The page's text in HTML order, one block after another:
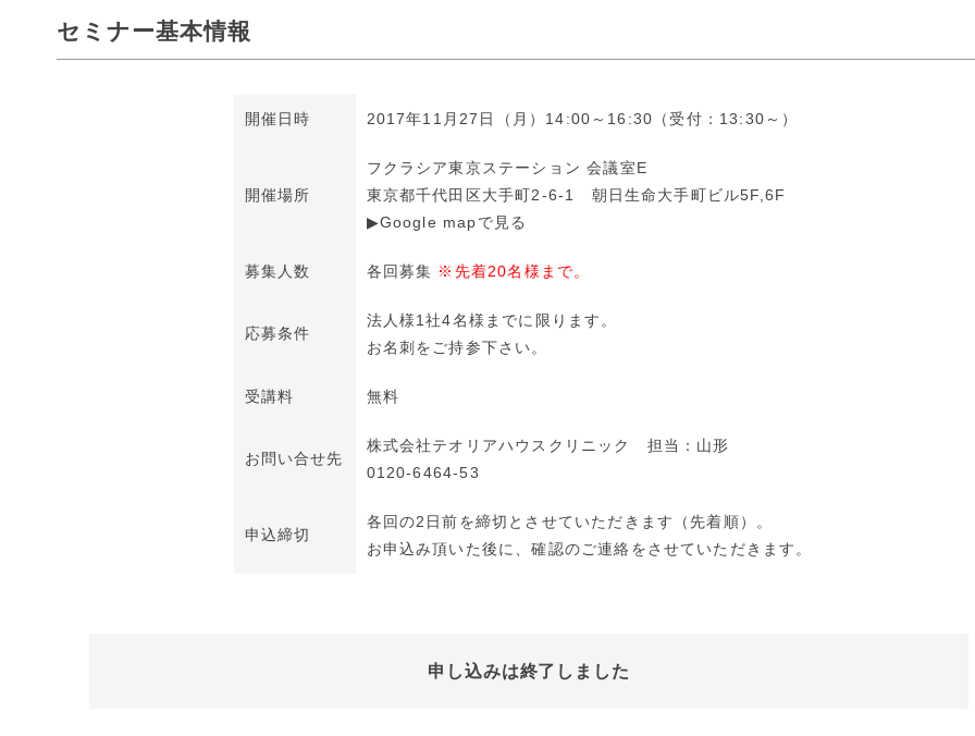
セミナー基本情報
開催日時 2017年11月27日（月）14:00～16:30（受付：13:30～）
開催場所
フクラシア東京ステーション 会議室E
東京都千代田区大手町2-6-1 朝日生命大手町ビル5F,6F
▶Google mapで見る
募集人数 各回募集 ※先着20名様まで。
応募条件
法人様1社4名様までに限ります。
お名刺をご持参下さい。
受講料 無料
お問い合せ先
株式会社テオリアハウスクリニック 担当：山形
0120-6464-53
申込締切
各回の2日前を締切とさせていただきます（先着順）。
お申込み頂いた後に、確認のご連絡をさせていただきます。
申し込みは終了しました